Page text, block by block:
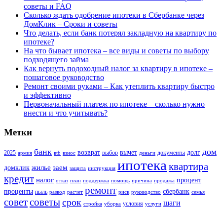
советы и FAQ
Сколько ждать одобрение ипотеки в Сбербанке через
ДомКлик – Сроки и советы
Что делать, если банк потерял закладную на квартиру по
ипотеке?
На что бывает ипотека – все виды и советы по выбору
подходящего займа
Как вернуть подоходный налог за квартиру в ипотеке –
пошаговое руководство
Ремонт своими руками – Как утеплить квартиру быстро
и эффективно
Первоначальный платеж по ипотеке – сколько нужно
внести и что учитывать?
Метки
2025 армия банк вtb взнос возврат выбор вычет деньги документы долг дом
домклик жилье заем защита инструкция ипотекаквартира
кредит налог отказ план поддержка помощь причина продажа процент
проценты пыль развод расчет ремонт риск руководство сбербанк семья
советсоветысрок стройка уборка условия услуги шаги